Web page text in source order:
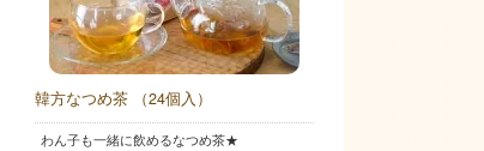
韓方なつめ茶 （24個入）
わん子も一緒に飲めるなつめ茶★